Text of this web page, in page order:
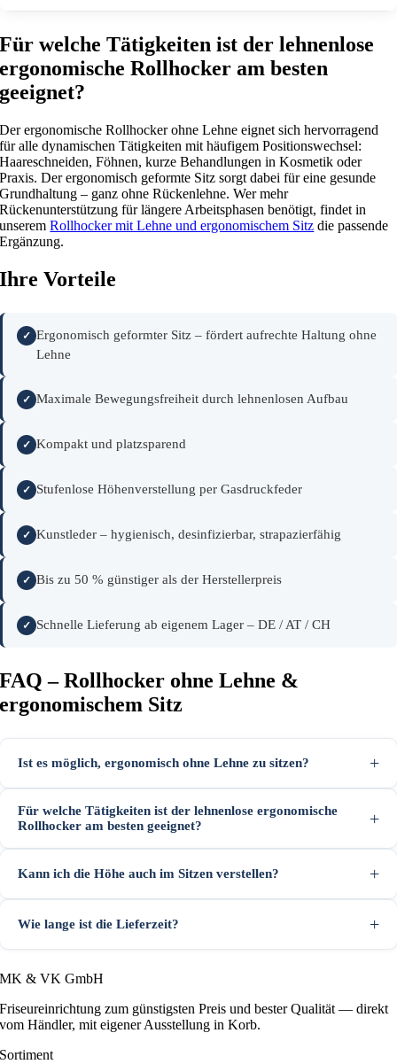
Für welche Tätigkeiten ist der lehnenlose
ergonomische Rollhocker am besten
geeignet?
Der ergonomische Rollhocker ohne Lehne eignet sich hervorragend
für alle dynamischen Tätigkeiten mit häufigem Positionswechsel:
Haareschneiden, Föhnen, kurze Behandlungen in Kosmetik oder
Praxis. Der ergonomisch geformte Sitz sorgt dabei für eine gesunde
Grundhaltung – ganz ohne Rückenlehne. Wer mehr
Rückenunterstützung für längere Arbeitsphasen benötigt, findet in
unseremRollhocker mit Lehne und ergonomischem Sitz die passende
Ergänzung.
Ihre Vorteile
Ergonomisch geformter Sitz – fördert aufrechte Haltung ohne
Lehne
Maximale Bewegungsfreiheit durch lehnenlosen Aufbau
Kompakt und platzsparend
Stufenlose Höhenverstellung per Gasdruckfeder
Kunstleder – hygienisch, desinfizierbar, strapazierfähig
Bis zu 50 % günstiger als der Herstellerpreis
Schnelle Lieferung ab eigenem Lager – DE / AT / CH
FAQ – Rollhocker ohne Lehne &
ergonomischem Sitz
Ist es möglich, ergonomisch ohne Lehne zu sitzen?
Für welche Tätigkeiten ist der lehnenlose ergonomische
Rollhocker am besten geeignet?
Kann ich die Höhe auch im Sitzen verstellen?
Wie lange ist die Lieferzeit?
MK & VK GmbH
Friseureinrichtung zum günstigsten Preis und bester Qualität — direkt
vom Händler, mit eigener Ausstellung in Korb.
Sortiment